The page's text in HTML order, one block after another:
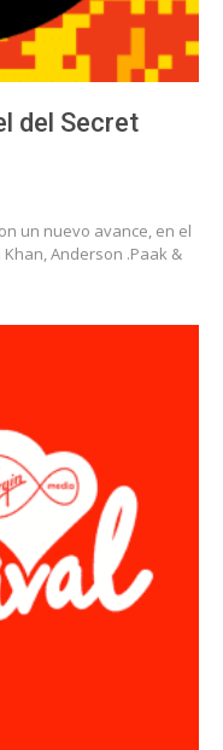
del Secret
un nuevo avance, en el
Khan, Anderson .Paak &